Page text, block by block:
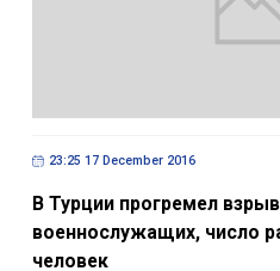
23:25 17 December 2016
В Турции прогремел
военнослужащих, число
человек